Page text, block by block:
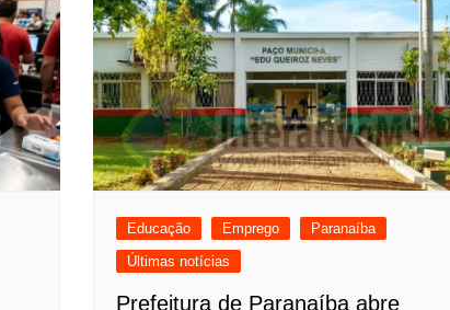
Educação Emprego
Paranaíba
Últimas notícias
Prefeitura de Paranaíba abre